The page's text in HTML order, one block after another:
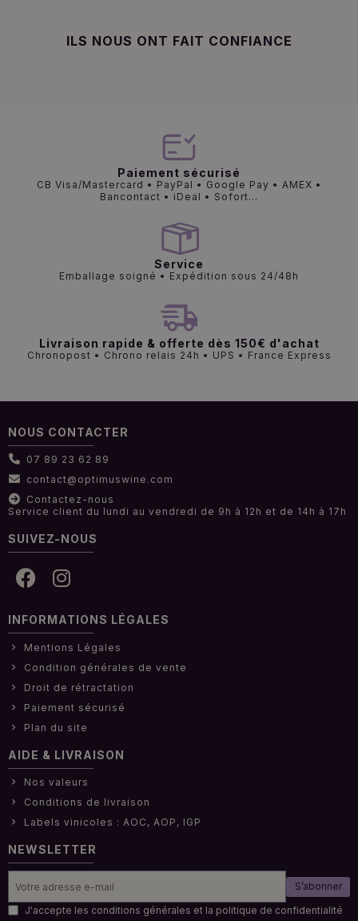
ILS NOUS ONT FAIT CONFIANCE
Paiement sécurisé
CB Visa/Mastercard • PayPal • Google Pay • AMEX •
Bancontact • iDeal • Sofort...
Service
Emballage soigné • Expédition sous 24/48h
Livraison rapide & offerte dès 150€ d'achat
Chronopost • Chrono relais 24h • UPS • France Express
NOUS CONTACTER
07 89 23 62 89
contact@optimuswine.com
Contactez-nous
Service client du lundi au vendredi de 9h à 12h et de 14h à 17h
SUIVEZ-NOUS
INFORMATIONS LÉGALES
Mentions Légales
Condition générales de vente
Droit de rétractation
Paiement sécurisé
Plan du site
AIDE & LIVRAISON
Nos valeurs
Conditions de livraison
Labels vinicoles : AOC, AOP, IGP
NEWSLETTER
S’abonner
J'accepte les conditions générales et la politique de confidentialité